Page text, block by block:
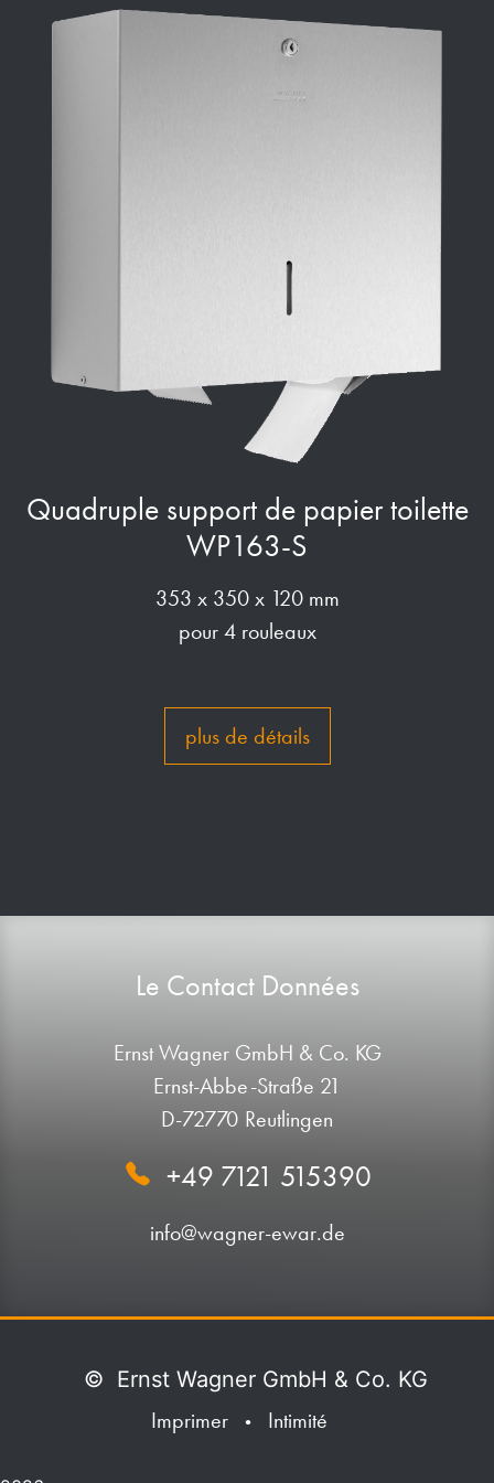
Quadruple support de papier toilette
WP163-S
353 x 350 x 120 mm
pour 4 rouleaux
plus de détails
Le Contact Données
Ernst Wagner GmbH & Co. KG
Ernst-Abbe-Straße 21
D-72770 Reutlingen
+49 7121 515390
info@wagner-ewar.de
© Ernst Wagner GmbH & Co. KG
Imprimer
• Intimité